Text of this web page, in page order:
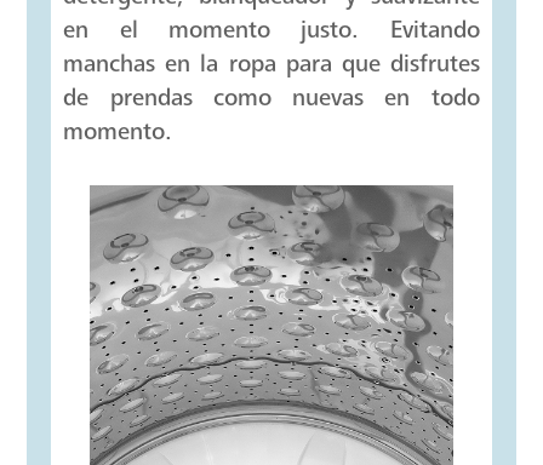
Multidespachador
Nuevo dispensador que agrega el
detergente, blanqueador y suavizante
en el momento justo. Evitando
manchas en la ropa para que disfrutes
de prendas como nuevas en todo